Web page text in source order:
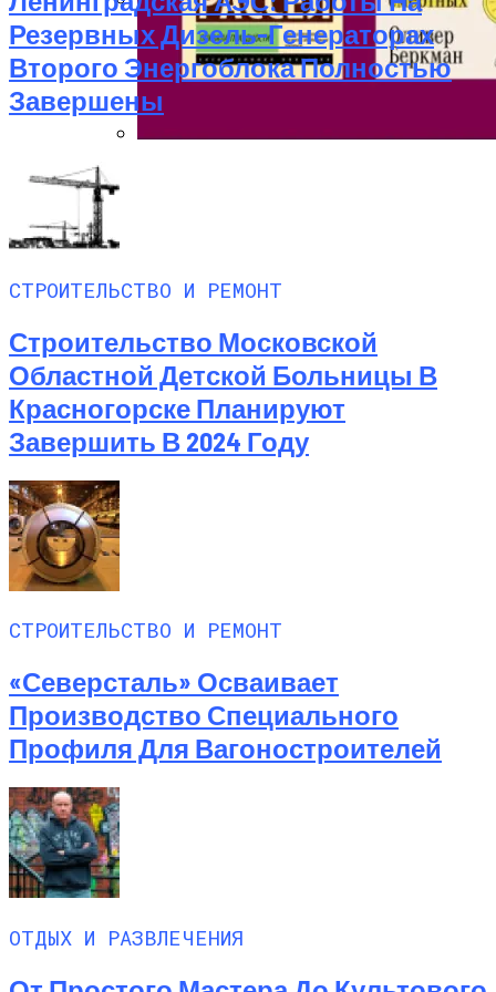
7 Мифов О Путешествиях
Резервных Дизель-Генераторах
Второго Энергоблока Полностью
Завершены
СТРОИТЕЛЬСТВО И РЕМОНТ
Строительство Московской
Областной Детской Больницы В
Красногорске Планируют
Завершить В 2024 Году
СТРОИТЕЛЬСТВО И РЕМОНТ
«Северсталь» Осваивает
Производство Специального
Профиля Для Вагоностроителей
ОТДЫХ И РАЗВЛЕЧЕНИЯ